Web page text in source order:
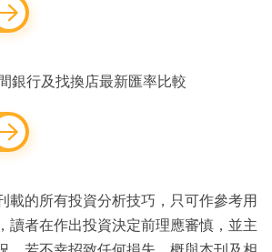
銀行及找換店最新匯率比較
載的所有投資分析技巧，只可作參考用
讀者在作出投資決定前理應審慎，並主